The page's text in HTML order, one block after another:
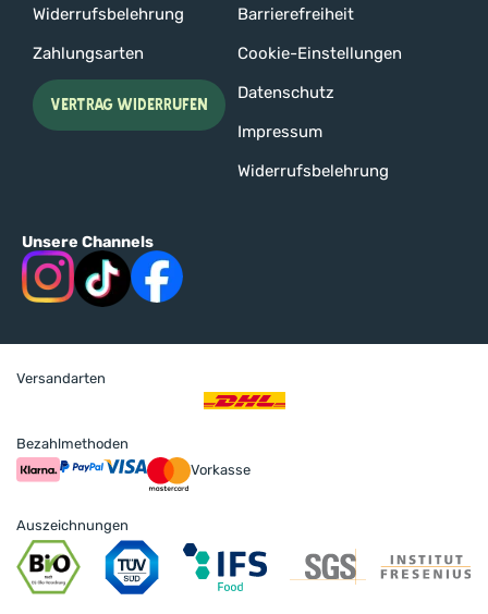
Widerrufsbelehrung
Zahlungsarten
VERTRAG WIDERRUFEN
Barrierefreiheit
Cookie-Einstellungen
Datenschutz
Impressum
Widerrufsbelehrung
Unsere Channels
Versandarten
Bezahlmethoden
Vorkasse
Auszeichnungen